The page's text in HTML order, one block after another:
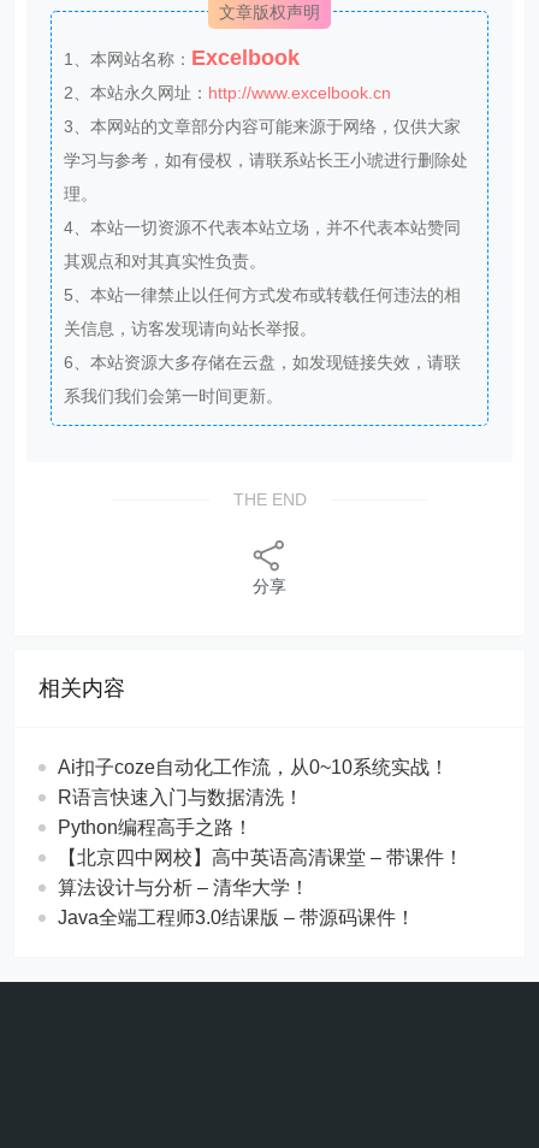
文章版权声明
1、本网站名称： Excelbook
2、本站永久网址： http://www.excelbook.cn
3、本网站的文章部分内容可能来源于网络，仅供大家
学习与参考，如有侵权，请联系站长王小琥进行删除处
理。
4、本站一切资源不代表本站立场，并不代表本站赞同
其观点和对其真实性负责。
5、本站一律禁止以任何方式发布或转载任何违法的相
关信息，访客发现请向站长举报。
6、本站资源大多存储在云盘，如发现链接失效，请联
系我们我们会第一时间更新。
THE END
分享
相关内容
Ai扣子coze自动化工作流，从0~10系统实战！
R语言快速入门与数据清洗！
Python编程高手之路！
【北京四中网校】高中英语高清课堂 – 带课件！
算法设计与分析 – 清华大学！
Java全端工程师3.0结课版 – 带源码课件！